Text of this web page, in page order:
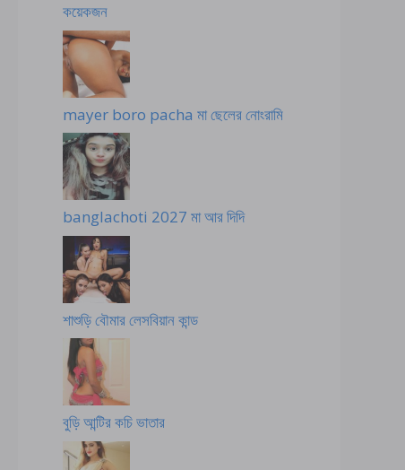
কয়েকজন
mayer boro pacha মা ছেলের নোংরামি
banglachoti 2027 মা আর দিদি
শাশুড়ি বৌমার লেসবিয়ান কান্ড
বুড়ি আন্টির কচি ভাতার